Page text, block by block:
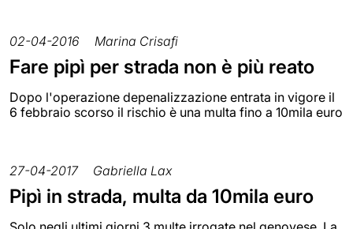
02-04-2016 Marina Crisafi
Fare pipì per strada non è più reato
Dopo l'operazione depenalizzazione entrata in vigore il
6 febbraio scorso il rischio è una multa fino a 10mila euro
27-04-2017 Gabriella Lax
Pipì in strada, multa da 10mila euro